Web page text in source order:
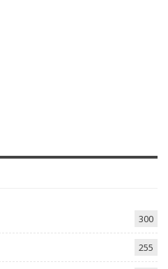
300
255